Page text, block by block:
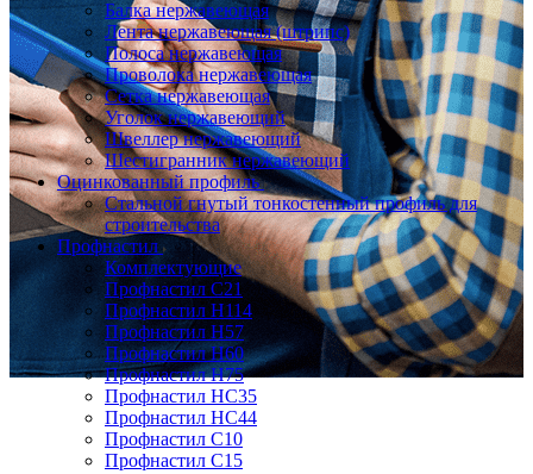
Балка нержавеющая
Лента нержавеющая (штрипс)
Полоса нержавеющая
Проволока нержавеющая
Сетка нержавеющая
Уголок нержавеющий
Швеллер нержавеющий
Шестигранник нержавеющий
Оцинкованный профиль
Стальной гнутый тонкостенный профиль для
строительства
Профнастил
Комплектующие
Профнастил C21
Профнастил Н114
Профнастил Н57
Профнастил Н60
Профнастил Н75
Профнастил НС35
Профнастил НС44
Профнастил С10
Профнастил С15